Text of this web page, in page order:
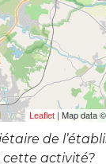
Leaflet | Map data ©
de
activité?